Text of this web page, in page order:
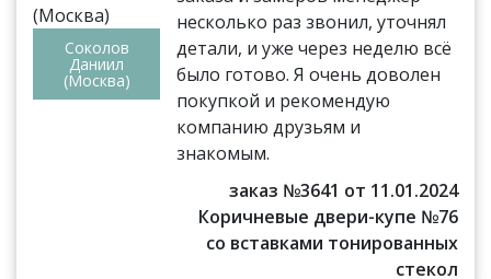
Соколов
Даниил
(Москва)
несколько раз звонил, уточнял
детали, и уже через неделю всё
было готово. Я очень доволен
покупкой и рекомендую
компанию друзьям и
знакомым.
заказ №3641 от 11.01.2024
Коричневые двери-купе №76
со вставками тонированных
стекол